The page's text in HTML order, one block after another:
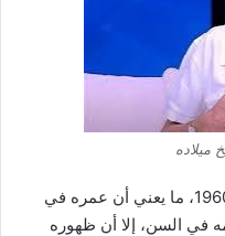
ميلاده
وُلد الفنان علاء عوض في24 نوفمبر 1960، ما يعني أن عمره في
ورغم تقدمه في السن، إلا أن ظهوره